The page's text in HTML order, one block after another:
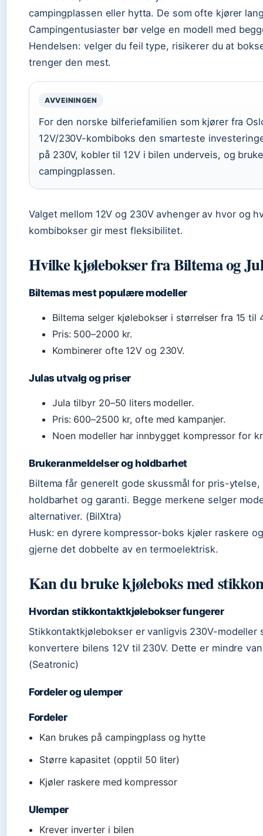
campingplassen eller hytta. De som ofte kjører
Campingentusiaster bør velge en modell med
Hendelsen: velger du feil type, risikerer du at
trenger den mest.
AVVEININGEN
For den norske bilferiefamilien som kjører fra
12V/230V-kombiboks den smarteste
på 230V, kobler til 12V i bilen underveis, og
campingplassen.
Valget mellom 12V og 230V avhenger av hvor og
kombibokser gir mest fleksibilitet.
Hvilke kjølebokser fra Biltema og
Biltemas mest populære modeller
Biltema selger kjølebokser i størrelser fra 15 til
Pris: 500–2000 kr.
Kombinerer ofte 12V og 230V.
Julas utvalg og priser
Jula tilbyr 20–50 liters modeller.
Pris: 600–2500 kr, ofte med kampanjer.
Noen modeller har innbygget kompressor for
Brukeranmeldelser og holdbarhet
Biltema får generelt gode skussmål for pris-
holdbarhet og garanti. Begge merkene selger
alternativer. (BilXtra)
Husk: en dyrere kompressor-boks kjøler raskere
gjerne det dobbelte av en termoelektrisk.
Kan du bruke kjøleboks med
Hvordan stikkontaktkjølebokser fungerer
Stikkontaktkjølebokser er vanligvis 230V-
konvertere bilens 12V til 230V. Dette er mindre
(Seatronic)
Fordeler og ulemper
Fordeler
Kan brukes på campingplass og hytte
Større kapasitet (opptil 50 liter)
Kjøler raskere med kompressor
Ulemper
Krever inverter i bilen